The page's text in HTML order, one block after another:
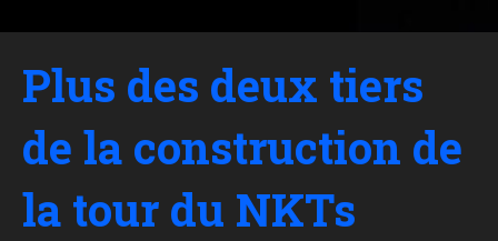
Plus des deux tiers
de la construction de
la tour du NKTs